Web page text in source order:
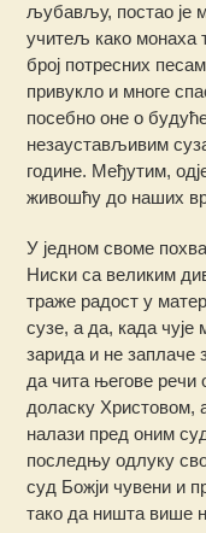
љубављу, постао је
учитељ како монаха
број потресних
привукло и многе
посебно оне о
незаустављивим
године. Међутим,
живошћу до наших
У једном своме
Ниски са великим
траже радост у
сузе, а да, када
зарида и не заплаче
да чита његове речи
доласку Христовом,
налази пред оним
последњу одлуку
суд Божји чувени и
тако да ништа више